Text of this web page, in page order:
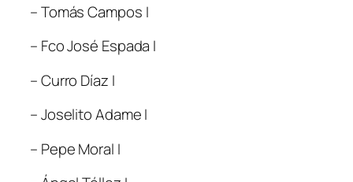
– Tomás Campos I
– Fco José Espada I
– Curro Díaz I
– Joselito Adame I
– Pepe Moral I